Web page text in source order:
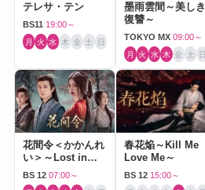
テレサ・テン
BS11 19:00～
月 火 水 木 金 土 日
墨雨雲間～美しき
復讐～
TOKYO MX 09:00～
月 火 水 木 金 土 日
花間令＜かかんれ
い＞～Lost in
Love～
BS 12 07:00～
春花焔～Kill Me
Love Me～
BS 12 15:00～